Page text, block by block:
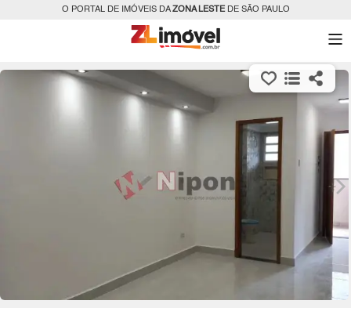
O PORTAL DE IMÓVEIS DAZONA LESTEDE SÃO PAULO